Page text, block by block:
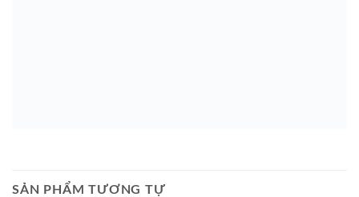
SẢN PHẨM TƯƠNG TỰ